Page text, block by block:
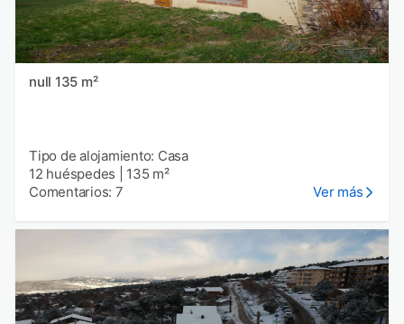
null 135 m²
Tipo de alojamiento: Casa
12 huéspedes
135 m²
Comentarios: 7
Ver más